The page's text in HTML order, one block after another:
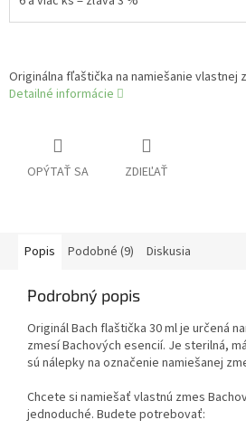
Originálna fľaštička na namiešanie vlastnej
Detailné informácie
OPÝTAŤ SA ZDIEĽAŤ
Popis Podobné (9) Diskusia
Podrobný popis
Originál Bach flaštička 30 ml je určená
zmesí Bachových esencií. Je sterilná,
sú nálepky na označenie namiešanej
Chcete si namiešať vlastnú zmes
jednoduché. Budete potrebovať: